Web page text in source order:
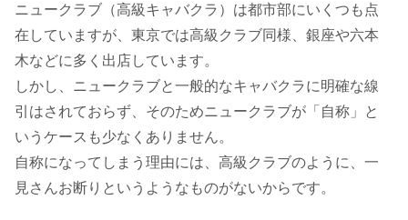
ニュークラブ（高級キャバクラ）は都市部にいくつも点
在していますが、東京では高級クラブ同様、銀座や六本
木などに多く出店しています。
しかし、ニュークラブと一般的なキャバクラに明確な線
引はされておらず、そのためニュークラブが「自称」と
いうケースも少なくありません。
自称になってしまう理由には、高級クラブのように、一
見さんお断りというようなものがないからです。